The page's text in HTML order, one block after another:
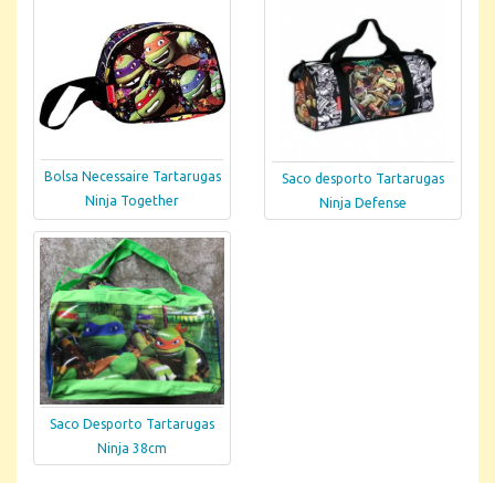
Bolsa Necessaire Tartarugas
Ninja Together
Saco desporto Tartarugas
Ninja Defense
Saco Desporto Tartarugas
Ninja 38cm